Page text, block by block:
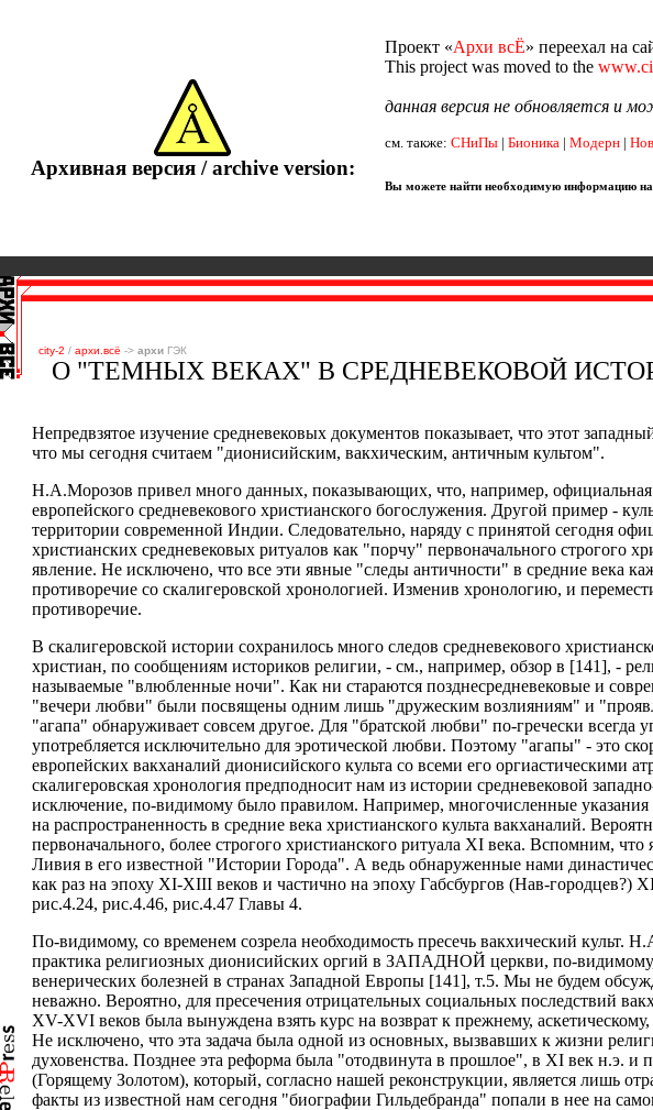
Архивная версия / archive version:
Проект «Архи всЁ» переехал на
This project was moved to the
данная версия не обновляется и
см. также: СНиПы | Бионика | Модерн |
Вы можете найти необходимую информацию на
city-2 / архи.всё -> архи ГЭК
О "ТЕМНЫХ ВЕКАХ" В СРЕДНЕВЕКОВОЙ
Непредвзятое изучение средневековых документов показывает, что этот
что мы сегодня считаем "дионисийским, вакхическим, античным культом".
Н.А.Морозов привел много данных, показывающих, что, например, официальная
европейского средневекового христианского богослужения. Другой пример -
территории современной Индии. Следовательно, наряду с принятой сегодня
христианских средневековых ритуалов как "порчу" первоначального строгого
явление. Не исключено, что все эти явные "следы античности" в средние века
противоречие со скалигеровской хронологией. Изменив хронологию, и
противоречие.
В скалигеровской истории сохранилось много следов средневекового
христиан, по сообщениям историков религии, - см., например, обзор в [141], -
называемые "влюбленные ночи". Как ни стараются позднесредневековые и
"вечери любви" были посвящены одним лишь "дружеским возлияниям" и
"агапа" обнаруживает совсем другое. Для "братской любви" по-гречески всегда
употребляется исключительно для эротической любви. Поэтому "агапы" - это
европейских вакханалий дионисийского культа со всеми его оргиастическими
скалигеровская хронология предподносит нам из истории средневековой
исключение, по-видимому было правилом. Например, многочисленные
на распространенность в средние века христианского культа вакханалий.
первоначального, более строгого христианского ритуала XI века. Вспомним,
Ливия в его известной "Истории Города". А ведь обнаруженные нами
как раз на эпоху XI-XIII веков и частично на эпоху Габсбургов (Нав-
рис.4.24, рис.4.46, рис.4.47 Главы 4.
По-видимому, со временем созрела необходимость пресечь вакхический культ.
практика религиозных дионисийских оргий в ЗАПАДНОЙ церкви, по-
венерических болезней в странах Западной Европы [141], т.5. Мы не будем
неважно. Вероятно, для пресечения отрицательных социальных последствий
XV-XVI веков была вынуждена взять курс на возврат к прежнему,
Не исключено, что эта задача была одной из основных, вызвавших к жизни
духовенства. Позднее эта реформа была "отодвинута в прошлое", в XI век н.э.
(Горящему Золотом), который, согласно нашей реконструкции, является лишь
факты из известной нам сегодня "биографии Гильдебранда" попали в нее на